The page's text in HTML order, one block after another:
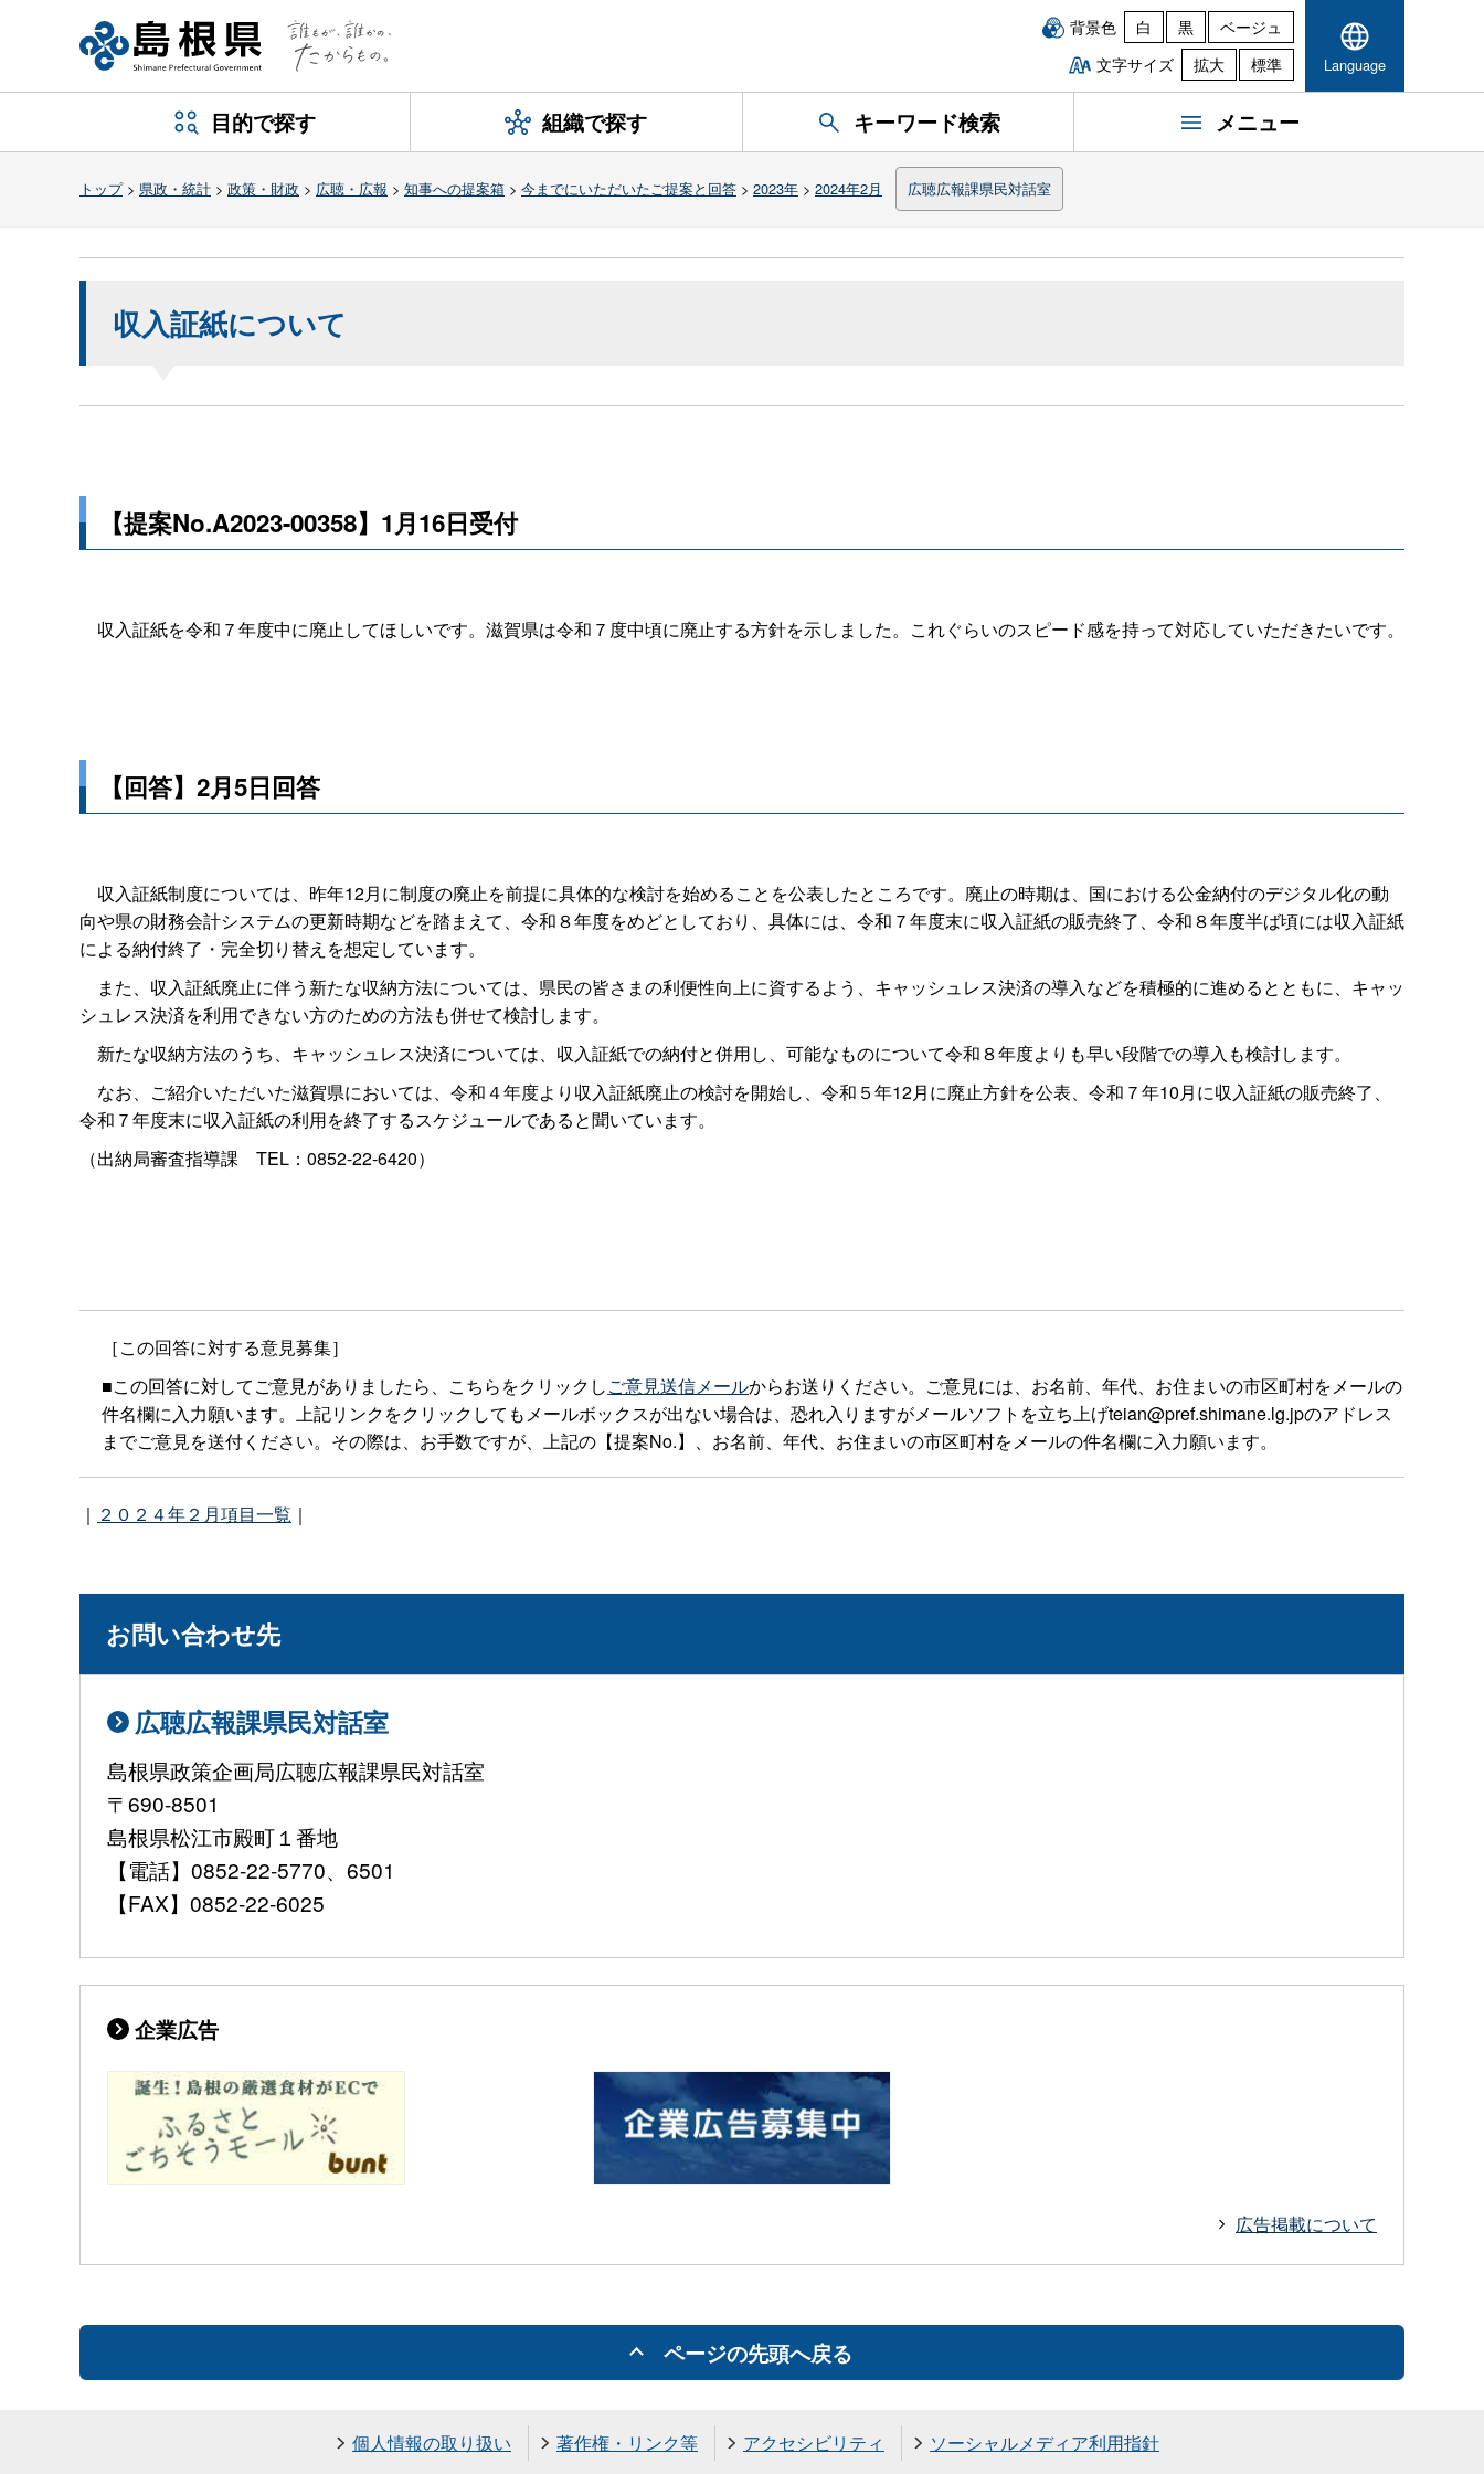
背景色 白 黒
ベージュ
文字サイズ
拡大 標準 Language
目的で探す 組織で探す キーワード検索 メニュー
トップ> 県政・統計 > 政策・財政 > 広聴・広報 > 知事への提案箱 > 今までにいただいたご提案と回答 > 2023年 > 2024年2月 広聴広報課県民対話室
収入証紙について
【提案No.A2023-00358】1月16日受付
収入証紙を令和７年度中に廃止してほしいです。滋賀県は令和７度中頃に廃止する方針を示しました。これぐらいのスピード感を持って対応していただきたいです。
【回答】2月5日回答
収入証紙制度については、昨年12月に制度の廃止を前提に具体的な検討を始めることを公表したところです。廃止の時期は、国における公金納付のデジタル化の動
向や県の財務会計システムの更新時期などを踏まえて、令和８年度をめどとしており、具体には、令和７年度末に収入証紙の販売終了、令和８年度半ば頃には収入証紙
による納付終了・完全切り替えを想定しています。
また、収入証紙廃止に伴う新たな収納方法については、県民の皆さまの利便性向上に資するよう、キャッシュレス決済の導入などを積極的に進めるとともに、キャッ
シュレス決済を利用できない方のための方法も併せて検討します。
新たな収納方法のうち、キャッシュレス決済については、収入証紙での納付と併用し、可能なものについて令和８年度よりも早い段階での導入も検討します。
なお、ご紹介いただいた滋賀県においては、令和４年度より収入証紙廃止の検討を開始し、令和５年12月に廃止方針を公表、令和７年10月に収入証紙の販売終了、
令和７年度末に収入証紙の利用を終了するスケジュールであると聞いています。
（出納局審査指導課 TEL：0852-22-6420）
［この回答に対する意見募集］
■この回答に対してご意見がありましたら、こちらをクリックしご意見送信メールからお送りください。ご意見には、お名前、年代、お住まいの市区町村をメールの
件名欄に入力願います。上記リンクをクリックしてもメールボックスが出ない場合は、恐れ入りますがメールソフトを立ち上げteian@pref.shimane.lg.jpのアドレス
までご意見を送付ください。その際は、お手数ですが、上記の【提案No.】、お名前、年代、お住まいの市区町村をメールの件名欄に入力願います。
｜ ２０２４年２月項目一覧 ｜
お問い合わせ先
広聴広報課県民対話室
島根県政策企画局広聴広報課県民対話室
〒690-8501
島根県松江市殿町１番地
【電話】0852-22-5770、6501
【FAX】0852-22-6025
企業広告
広告掲載について
ページの先頭へ戻る
個人情報の取り扱い 著作権・リンク等 アクセシビリティ ソーシャルメディア利用指針